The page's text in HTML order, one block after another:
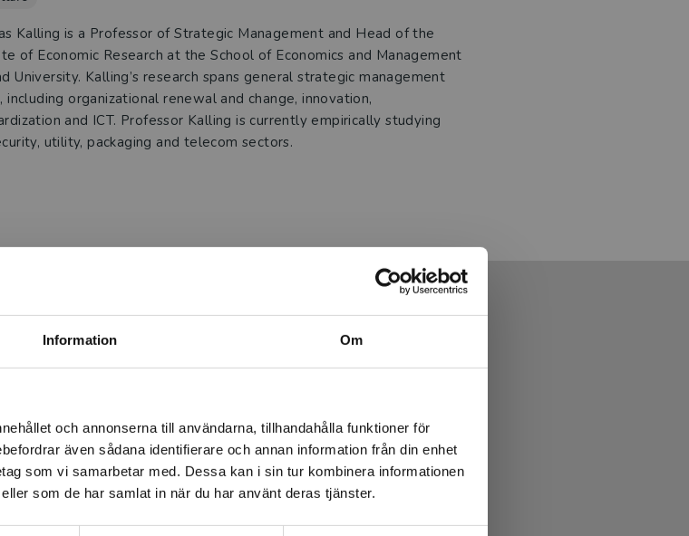
Information Om
och annonserna till användarna, tillhandahålla funktioner för
även sådana identifierare och annan information från din enhet
som vi samarbetar med. Dessa kan i sin tur kombinera informationen
som de har samlat in när du har använt deras tjänster.
fraktregion
du besöker studentlitteratur.se via en
Vi erbjuder inte leveranser utanför
slutföra ett köp måste
vara i Sverige.Läs mer
Kalling is a Professor of Strategic Management and Head of the
of Economic Research at the School of Economics and Management
University. Kalling’s research spans general strategic management
including organizational renewal and change, innovation,
and ICT. Professor Kalling is currently empirically studying
utility, packaging and telecom sectors.
Produkter